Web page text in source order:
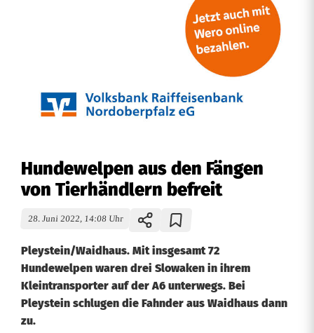
Hundewelpen aus den Fängen
von Tierhändlern befreit
28. Juni 2022, 14:08 Uhr
Pleystein/Waidhaus. Mit insgesamt 72
Hundewelpen waren drei Slowaken in ihrem
Kleintransporter auf der A6 unterwegs. Bei
Pleystein schlugen die Fahnder aus Waidhaus dann
zu.